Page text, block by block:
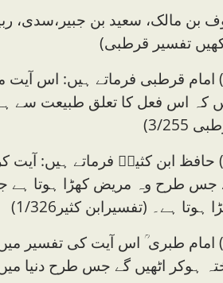
بن مالک، سعید بن جبیر،سدی،
تفسیر قرطبی)
(2) امام قرطبی فرماتے ہیں: اس آیت
کہ اس فعل کا تعلق طبیعت سے
3/255)
(3) حافظ ابن کثیرؒ فرماتے ہیں: آیت
جس طرح وہ مریض کھڑا ہوتا ہے
ہوتا ہے۔ (تفسیرابن کثیر1/326)
(4) امام طبری ؒ اس آیت کی تفسیر
ہوکر اٹھیں گے جس طرح